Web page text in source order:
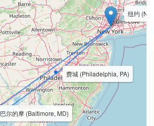
纽约
费城 (Philadelphia, PA)
巴尔的摩 (Baltimore, MD)